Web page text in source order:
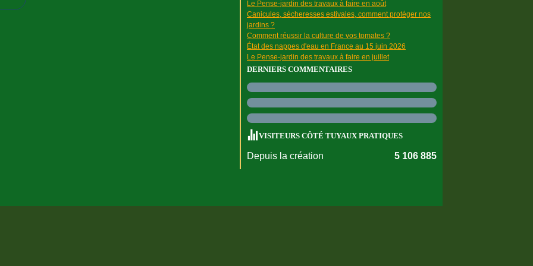
Le Pense-jardin des travaux à faire en août
Canicules, sécheresses estivales, comment protéger nos
jardins ?
Comment réussir la culture de vos tomates ?
État des nappes d'eau en France au 15 juin 2026
Le Pense-jardin des travaux à faire en juillet
DERNIERS COMMENTAIRES
VISITEURS CÔTÉ TUYAUX PRATIQUES
Depuis la création 5 106 885